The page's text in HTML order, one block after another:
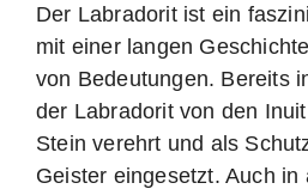
Der Labradorit ist ein
mit einer langen
von Bedeutungen. Bereits
der Labradorit von den
Stein verehrt und als
Geister eingesetzt. Auch in